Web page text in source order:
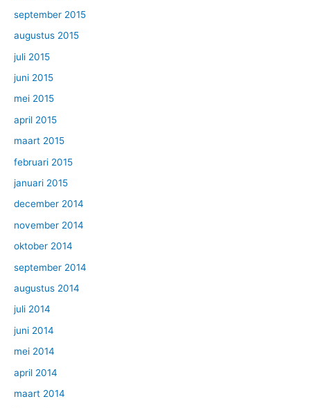
september 2015
augustus 2015
juli 2015
juni 2015
mei 2015
april 2015
maart 2015
februari 2015
januari 2015
december 2014
november 2014
oktober 2014
september 2014
augustus 2014
juli 2014
juni 2014
mei 2014
april 2014
maart 2014